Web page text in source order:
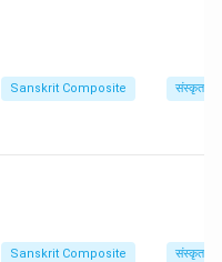
Sanskrit Composite संस्कृत
Sanskrit Composite संस्कृत